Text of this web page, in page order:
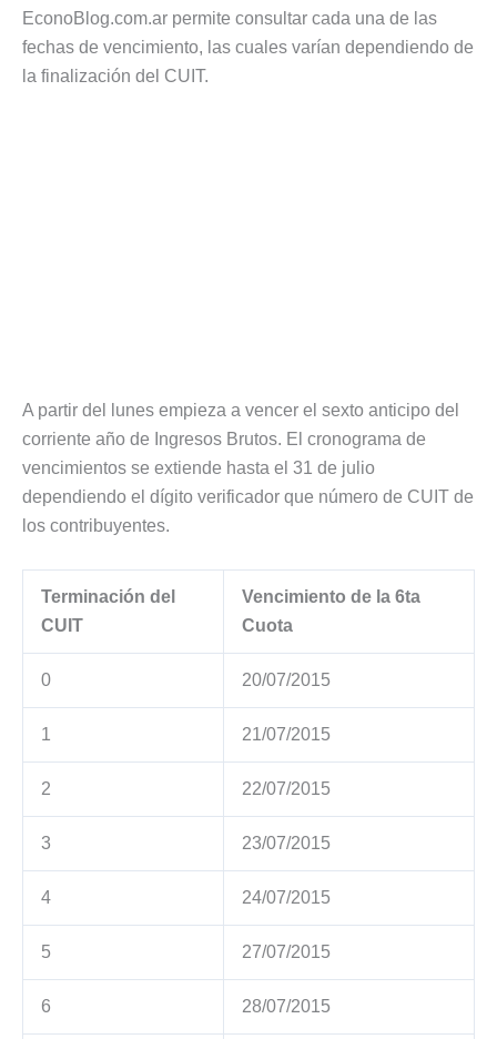
EconoBlog.com.ar permite consultar cada una de las
fechas de vencimiento, las cuales varían dependiendo de
la finalización del CUIT.
A partir del lunes empieza a vencer el sexto anticipo del
corriente año de Ingresos Brutos. El cronograma de
vencimientos se extiende hasta el 31 de julio
dependiendo el dígito verificador que número de CUIT de
los contribuyentes.
Terminación del
CUIT
Vencimiento de la 6ta
Cuota
0 20/07/2015
1 21/07/2015
2 22/07/2015
3 23/07/2015
4 24/07/2015
5 27/07/2015
6 28/07/2015